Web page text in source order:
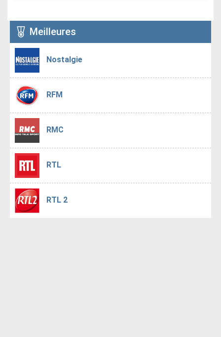
Meilleures
Nostalgie
RFM
RMC
RTL
RTL 2